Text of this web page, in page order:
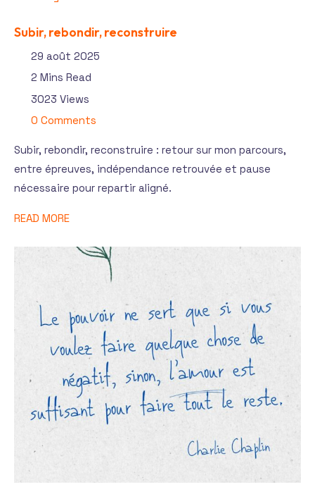
Subir, rebondir, reconstruire
29 août 2025
2 Mins Read
3023 Views
0 Comments
Subir, rebondir, reconstruire : retour sur mon parcours,
entre épreuves, indépendance retrouvée et pause
nécessaire pour repartir aligné.
READ MORE